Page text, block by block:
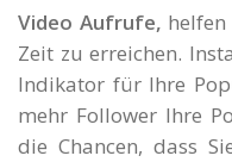
Video Aufrufe,
Zeit zu erreichen.
Indikator für Ihre
mehr Follower Ihre
die Chancen, dass